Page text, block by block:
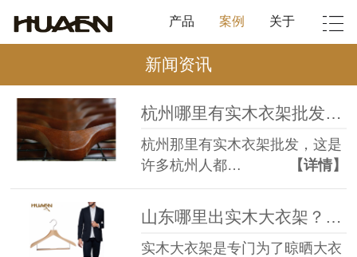
产品 案例 关于
新闻资讯
杭州哪里有实木衣架批发？认准品牌不怕亏【华恩衣架】
杭州那里有实木衣架批发，这是
许多杭州人都…
【详情】
山东哪里出实木大衣架？【华恩衣架】
实木大衣架是专门为了晾晒大衣